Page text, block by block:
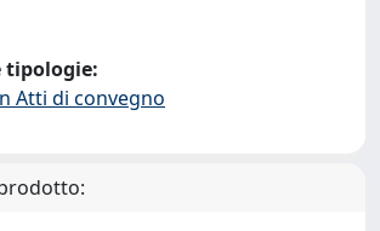
tipologie:
Atti di convegno